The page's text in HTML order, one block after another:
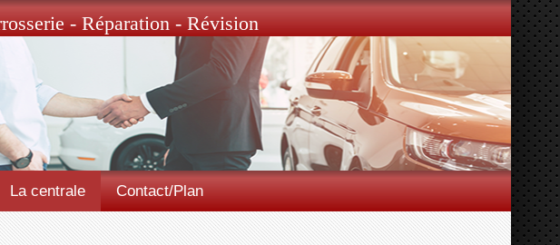
- Réparation - Révision
La centrale Contact/Plan